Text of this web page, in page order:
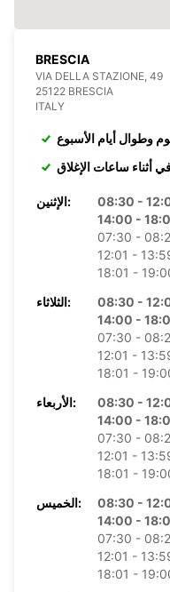
BRESCIA
VIA DELLA STAZIONE, 49
25122 BRESCIA
ITALY
وطوال أيام الأسبوع
أثناء ساعات الإغلاق
الإثنين:
08:30 -
14:00 -
07:30 -
12:01 -
18:01 -
الثلاثاء:
08:30 -
14:00 -
07:30 -
12:01 -
18:01 -
الأربعاء:
08:30 -
14:00 -
07:30 -
12:01 -
18:01 -
الخميس:
08:30 -
14:00 -
07:30 -
12:01 -
18:01 -